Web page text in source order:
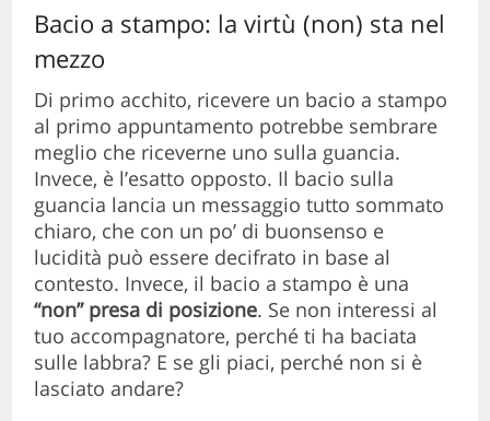
Bacio a stampo: la virtù (non) sta nel
mezzo
Di primo acchito, ricevere un bacio a stampo
al primo appuntamento potrebbe sembrare
meglio che riceverne uno sulla guancia.
Invece, è l’esatto opposto. Il bacio sulla
guancia lancia un messaggio tutto sommato
chiaro, che con un po’ di buonsenso e
lucidità può essere decifrato in base al
contesto. Invece, il bacio a stampo è una
“non” presa di posizione. Se non interessi al
tuo accompagnatore, perché ti ha baciata
sulle labbra? E se gli piaci, perché non si è
lasciato andare?